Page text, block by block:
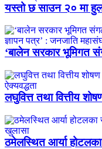
यस्तो छ साउन २० मा
‘बालेन सरकार भूमिगत
लघुवित्त तथा वित्तीय
ठमेलस्थित आर्या